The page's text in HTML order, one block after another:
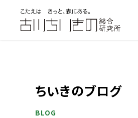
ちいきのブログ
BLOG